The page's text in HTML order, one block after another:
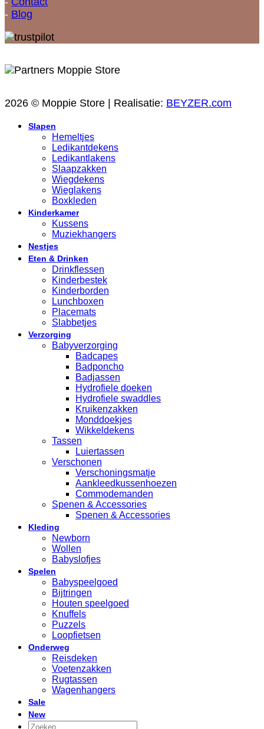
- Blog
2026 © Moppie Store | Realisatie: BEYZER.com
Slapen
Hemeltjes
Ledikantdekens
Ledikantlakens
Slaapzakken
Wiegdekens
Wieglakens
Boxkleden
Kinderkamer
Kussens
Muziekhangers
Nestjes
Eten & Drinken
Drinkflessen
Kinderbestek
Kinderborden
Lunchboxen
Placemats
Slabbetjes
Verzorging
Babyverzorging
Badcapes
Badponcho
Badjassen
Hydrofiele doeken
Hydrofiele swaddles
Kruikenzakken
Monddoekjes
Wikkeldekens
Tassen
Luiertassen
Verschonen
Verschoningsmatje
Aankleedkussenhoezen
Commodemanden
Spenen & Accessories
Spenen & Accessories
Kleding
Newborn
Wollen
Babyslofjes
Spelen
Babyspeelgoed
Bijtringen
Houten speelgoed
Knuffels
Puzzels
Loopfietsen
Onderweg
Reisdeken
Voetenzakken
Rugtassen
Wagenhangers
Sale
New
Zoeken